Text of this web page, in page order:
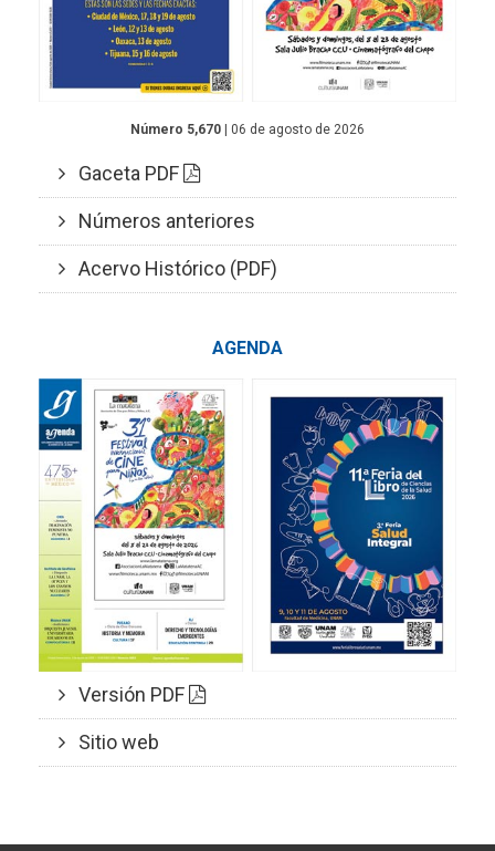
Número 5,670 | 06 de agosto de 2026
Gaceta PDF
Números anteriores
Acervo Histórico (PDF)
AGENDA
Versión PDF
Sitio web